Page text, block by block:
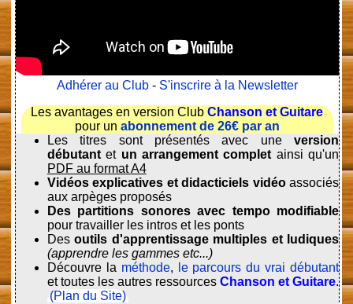
Adhérer au Club - S'inscrire à la Newsletter
Les avantages en version ClubChanson et Guitare
pour un abonnement de 26€ par an
Les titres sont présentés avec uneversion
débutantet un arrangement complet ainsi qu'un
PDF au format A4
Vidéos explicatives et didacticiels vidéoassociés
aux arpèges proposés
Des partitions sonores avec tempo modifiable
pour travailler les intros et les ponts
Desoutils d'apprentissage multiples et ludiques
(apprendre les gammes etc...)
Découvre la méthode,
le parcours du vrai débutant
et toutes les autres ressourcesChanson et Guitare.
(Plan du Site)